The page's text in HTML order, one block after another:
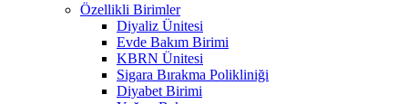
Özellikli Birimler
Diyaliz Ünitesi
Evde Bakım Birimi
KBRN Ünitesi
Sigara Bırakma Polikliniği
Diyabet Birimi